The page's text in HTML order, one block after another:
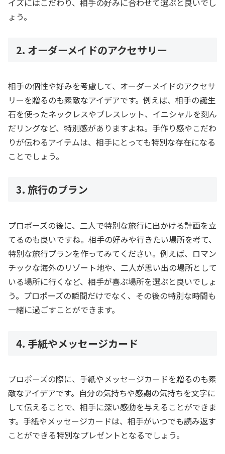
ょう。
2. オーダーメイドのアクセサリー
相手の個性や好みを考慮して、オーダーメイドのアクセサ
リーを贈るのも素敵なアイデアです。例えば、相手の誕生
石を使ったネックレスやブレスレット、イニシャルを刻ん
だリングなど、特別感がありますよね。手作り感やこだわ
りが伝わるアイテムは、相手にとっても特別な存在になる
ことでしょう。
3. 旅行のプラン
プロポーズの後に、二人で特別な旅行に出かける計画を立
てるのも良いですね。相手の好みや行きたい場所を考て、
特別な旅行プランを作ってみてください。例えば、ロマン
チックな海外のリゾート地や、二人が思い出の場所として
いる場所に行くなど、相手が喜ぶ場所を選ぶと良いでしょ
う。プロポーズの瞬間だけでなく、その後の特別な時間も
一緒に過ごすことができます。
4. 手紙やメッセージカード
プロポーズの際に、手紙やメッセージカードを贈るのも素
敵なアイデアです。自分の気持ちや感謝の気持ちを文字に
して伝えることで、相手に深い感動を与えることができま
す。手紙やメッセージカードは、相手がいつでも読み返す
ことができる特別なプレゼントとなるでしょう。